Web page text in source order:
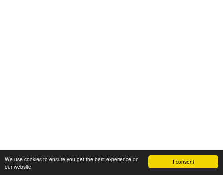
I consent
We use cookies to ensure you get the best experience on
our website